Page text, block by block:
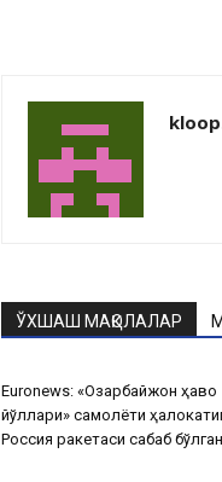
ЎХШАШ МАҚОЛАЛАР
Euronews: «Озарбайжон ҳаво
йўллари» самолёти
Россия ракетаcи сабаб бўлган